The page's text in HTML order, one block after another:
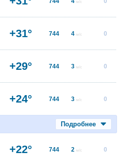
м/с
+31° 744 4 м/с 0
+29° 744 3 м/с 0
+24° 744 3 м/с 0
Подробнее
+22° 744 2 м/с 0